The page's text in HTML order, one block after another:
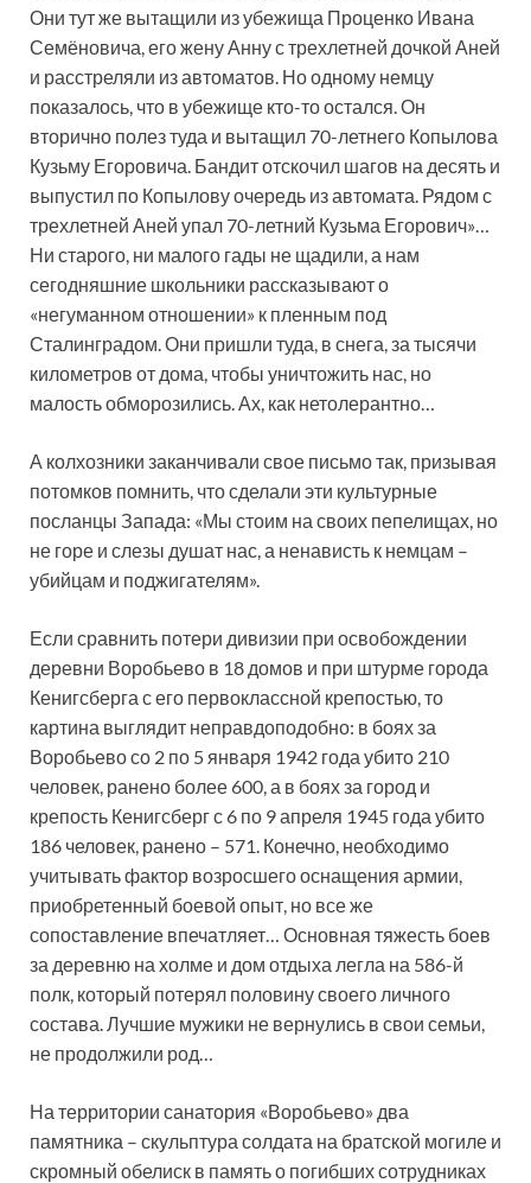
Они тут же вытащили из убежища Проценко Ивана
Семёновича, его жену Анну с трехлетней дочкой Аней
и расстреляли из автоматов. Но одному немцу
показалось, что в убежище кто-то остался. Он
вторично полез туда и вытащил 70-летнего Копылова
Кузьму Егоровича. Бандит отскочил шагов на десять и
выпустил по Копылову очередь из автомата. Рядом с
трехлетней Аней упал 70-летний Кузьма Егорович»…
Ни старого, ни малого гады не щадили, а нам
сегодняшние школьники рассказывают о
«негуманном отношении» к пленным под
Сталинградом. Они пришли туда, в снега, за тысячи
километров от дома, чтобы уничтожить нас, но
малость обморозились. Ах, как нетолерантно…
А колхозники заканчивали свое письмо так, призывая
потомков помнить, что сделали эти культурные
посланцы Запада: «Мы стоим на своих пепелищах, но
не горе и слезы душат нас, а ненависть к немцам –
убийцам и поджигателям».
Если сравнить потери дивизии при освобождении
деревни Воробьево в 18 домов и при штурме города
Кенигсберга с его первоклассной крепостью, то
картина выглядит неправдоподобно: в боях за
Воробьево со 2 по 5 января 1942 года убито 210
человек, ранено более 600, а в боях за город и
крепость Кенигсберг с 6 по 9 апреля 1945 года убито
186 человек, ранено – 571. Конечно, необходимо
учитывать фактор возросшего оснащения армии,
приобретенный боевой опыт, но все же
сопоставление впечатляет… Основная тяжесть боев
за деревню на холме и дом отдыха легла на 586-й
полк, который потерял половину своего личного
состава. Лучшие мужики не вернулись в свои семьи,
не продолжили род…
На территории санатория «Воробьево» два
памятника – скульптура солдата на братской могиле и
скромный обелиск в память о погибших сотрудниках